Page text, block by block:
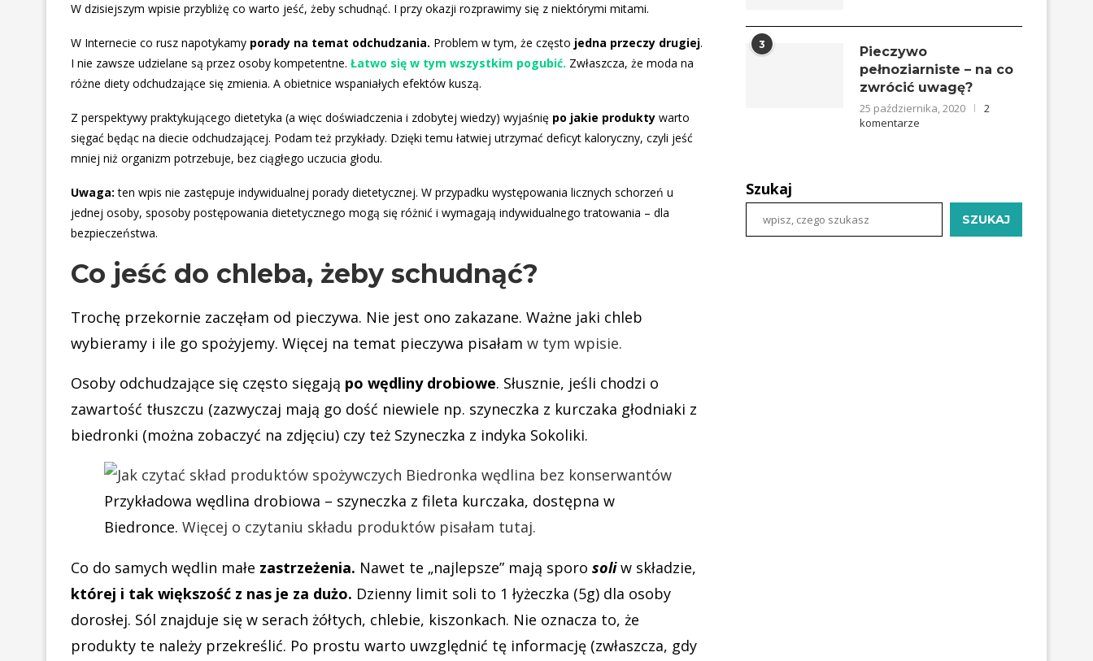
W dzisiejszym wpisie przybliżę co warto jeść, żeby schudnąć. I przy okazji rozprawimy się z niektórymi mitami.
W Internecie co rusz napotykamy porady na temat odchudzania. Problem w tym, że często jedna przeczy drugiej.
I nie zawsze udzielane są przez osoby kompetentne. Łatwo się w tym wszystkim pogubić. Zwłaszcza, że moda na
różne diety odchudzające się zmienia. A obietnice wspaniałych efektów kuszą.
Z perspektywy praktykującego dietetyka (a więc doświadczenia i zdobytej wiedzy) wyjaśnię po jakie produkty warto
sięgać będąc na diecie odchudzającej. Podam też przykłady. Dzięki temu łatwiej utrzymać deficyt kaloryczny, czyli jeść
mniej niż organizm potrzebuje, bez ciągłego uczucia głodu.
Uwaga:ten wpis nie zastępuje indywidualnej porady dietetycznej. W przypadku występowania licznych schorzeń u
jednej osoby, sposoby postępowania dietetycznego mogą się różnić i wymagają indywidualnego tratowania – dla
bezpieczeństwa.
Co jeść do chleba, żeby schudnąć?
Trochę przekornie zaczęłam od pieczywa. Nie jest ono zakazane. Ważne jaki chleb
wybieramy i ile go spożyjemy. Więcej na temat pieczywa pisałam w tym wpisie.
Osoby odchudzające się często sięgają po wędliny drobiowe. Słusznie, jeśli chodzi o
zawartość tłuszczu (zazwyczaj mają go dość niewiele np. szyneczka z kurczaka głodniaki z
biedronki (można zobaczyć na zdjęciu) czy też Szyneczka z indyka Sokoliki.
Przykładowa wędlina drobiowa – szyneczka z fileta kurczaka, dostępna w
Biedronce. Więcej o czytaniu składu produktów pisałam tutaj.
Co do samych wędlin małe zastrzeżenia. Nawet te „najlepsze” mają sporo soliw składzie,
której i tak większość z nas je za dużo. Dzienny limit soli to 1 łyżeczka (5g) dla osoby
dorosłej. Sól znajduje się w serach żółtych, chlebie, kiszonkach. Nie oznacza to, że
produkty te należy przekreślić. Po prostu warto uwzględnić tę informację (zwłaszcza, gdy
3
Pieczywo
pełnoziarniste – na co
zwrócić uwagę?
25 października, 2020
2
komentarze
Szukaj
SZUKAJ